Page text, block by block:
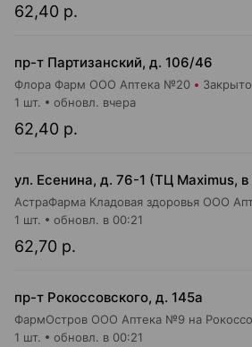
62,40 р.
пр-т Партизанский, д. 106/46
Флора Фарм ООО Аптека №20 Закрыто
62,40 р.
1 шт. обновл. вчера
62,70 р.
1 шт. обновл. в 00:21
пр-т Рокоссовского, д. 145а
1 шт. обновл. в 00:21